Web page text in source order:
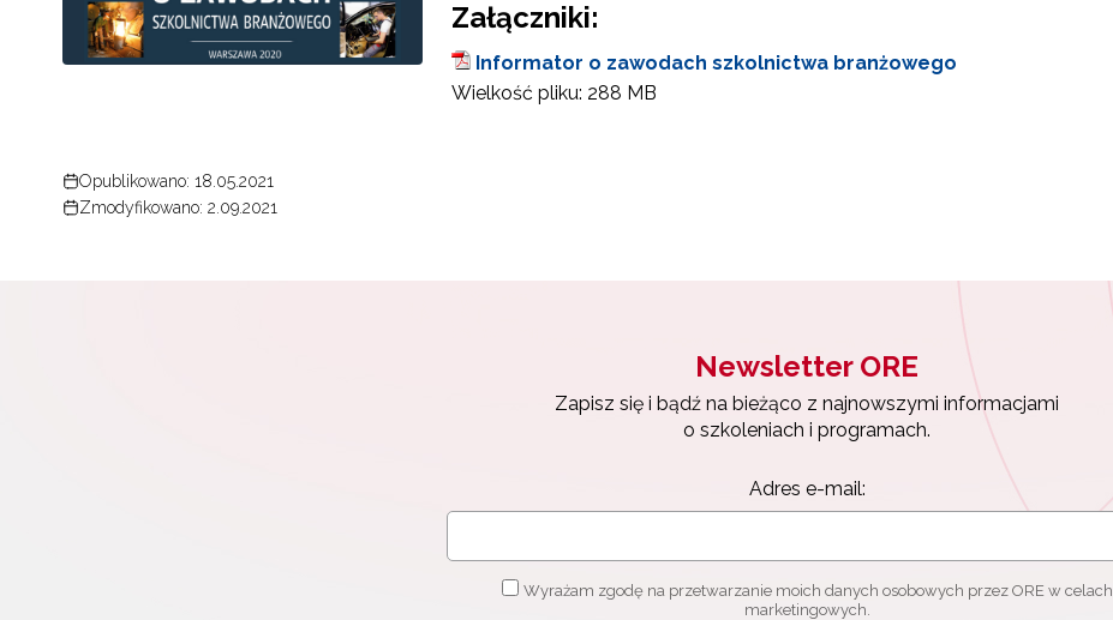
Załączniki:
Informator o zawodach szkolnictwa branżowego
Wielkość pliku: 288 MB
Opublikowano: 18.05.2021
Zmodyfikowano: 2.09.2021
Newsletter ORE
Zapisz się i bądź na bieżąco z najnowszymi informacjami
o szkoleniach i programach.
Adres e-mail:
Wyrażam zgodę na przetwarzanie moich danych osobowych przez ORE w celach
marketingowych.